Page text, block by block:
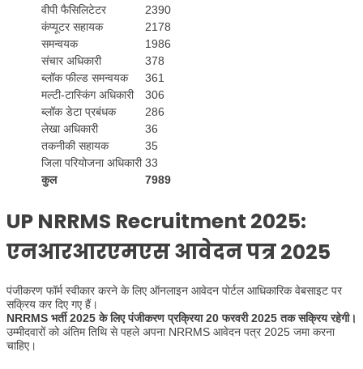
वीपी फैसिलिटेटर
2390
कंप्यूटर सहायक
2178
समन्वयक
1986
संचार अधिकारी
378
ब्लॉक फील्ड समन्वयक
361
मल्टी-टास्किंग अधिकारी
306
ब्लॉक डेटा प्रबंधक
286
लेखा अधिकारी
36
तकनीकी सहायक
35
जिला परियोजना अधिकारी 33
कुल
7989
UP NRRMS Recruitment 2025:
एनआरआरएमएस आवेदन पत्र 2025
पंजीकरण फॉर्म स्वीकार करने के लिए ऑनलाइन आवेदन पोर्टल आधिकारिक वेबसाइट पर
सक्रिय कर दिए गए हैं।
NRRMS भर्ती 2025 के लिए पंजीकरण प्रक्रिया 20 फरवरी 2025 तक सक्रिय रहेगी।
उम्मीदवारों को अंतिम तिथि से पहले अपना NRRMS आवेदन पत्र 2025 जमा करना
चाहिए।